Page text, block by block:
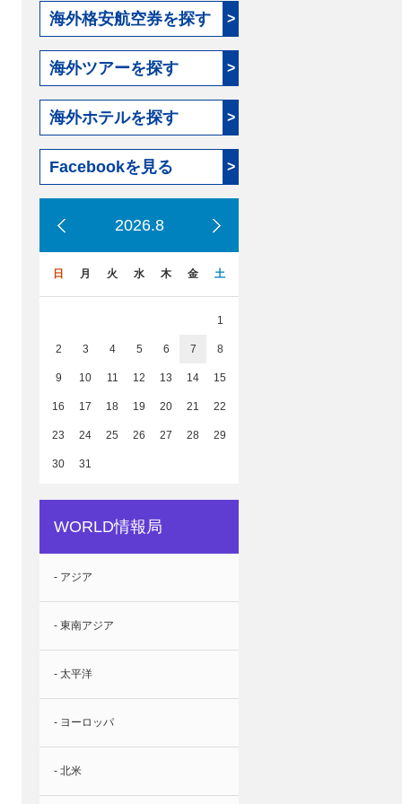
海外格安航空券を探す >
海外ツアーを探す >
海外ホテルを探す >
Facebookを見る >
2026.8
日 月 火 水 木 金 土
1
2 3 4 5 6 7 8
9 10 11 12 13 14 15
16 17 18 19 20 21 22
23 24 25 26 27 28 29
30 31
WORLD情報局
- アジア
- 東南アジア
- 太平洋
- ヨーロッパ
- 北米